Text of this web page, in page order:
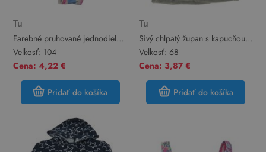
Tu
Farebné pruhované jednodielne
plavky Tu
Veľkosť: 104
Cena: 4,22 €
Pridať do košíka
Tu
Sivý chlpatý župan s kapucňou a
uškami Tu
Veľkosť: 68
Cena: 3,87 €
Pridať do košíka